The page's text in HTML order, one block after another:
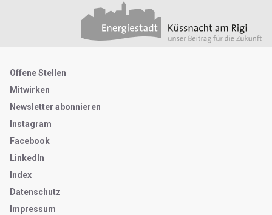
Metanavigation
Offene Stellen
Mitwirken
Newsletter abonnieren
Instagram
Facebook
LinkedIn
Index
Datenschutz
Impressum